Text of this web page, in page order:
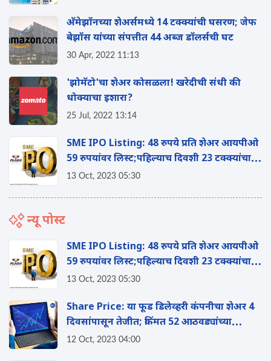
अ‍ॅमेझॉनच्या शेअर्समध्ये 14 टक्क्यांची घसरण; जेफ
बेझॉस यांच्या संपत्तीत 44 अब्ज डॉलर्सची घट
30 Apr, 2022 11:13
'झोमॅटो'चा शेअर कोसळला! खरेदीची संधी की
धोक्याचा इशारा?
25 Jul, 2022 13:14
SME IPO Listing: 48 रुपये प्रति शेअर आयपीओ
59 रुपयांवर लिस्ट;पहिल्याच दिवशी 23 टक्क्यांचा
नफा
13 Oct, 2023 05:30
न्यू पोस्ट
SME IPO Listing: 48 रुपये प्रति शेअर आयपीओ
59 रुपयांवर लिस्ट;पहिल्याच दिवशी 23 टक्क्यांचा
नफा
13 Oct, 2023 05:30
Share Price: या फूड डिलेव्हरी कंपनीचा शेअर 4
दिवसांपासून तेजीत; किंमत 52 आठवड्यांच्या
उच्चांकावर
12 Oct, 2023 04:00